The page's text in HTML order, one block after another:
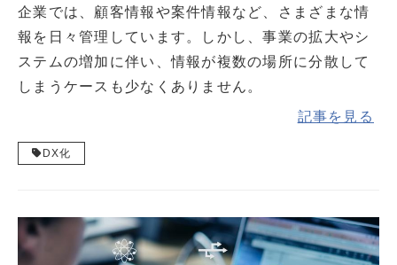
企業では、顧客情報や案件情報など、さまざまな情
報を日々管理しています。しかし、事業の拡大やシ
ステムの増加に伴い、情報が複数の場所に分散して
しまうケースも少なくありません。
記事を見る
DX化